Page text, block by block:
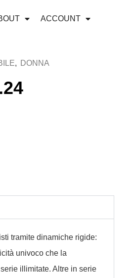
ACCOUNT
, DONNA
tramite dinamiche rigide:
univoco che la
illimitate. Altre in serie